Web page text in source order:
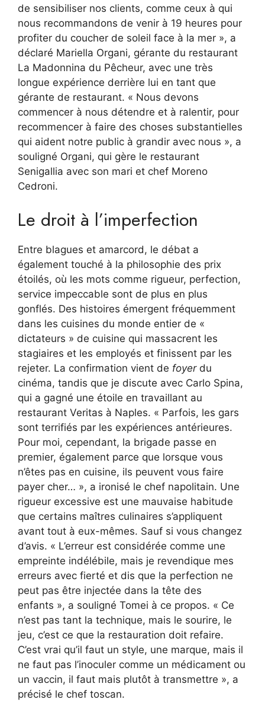
de sensibiliser nos clients, comme ceux à qui
nous recommandons de venir à 19 heures pour
profiter du coucher de soleil face à la mer », a
déclaré Mariella Organi, gérante du restaurant
La Madonnina du Pêcheur, avec une très
longue expérience derrière lui en tant que
gérante de restaurant. « Nous devons
commencer à nous détendre et à ralentir, pour
recommencer à faire des choses substantielles
qui aident notre public à grandir avec nous », a
souligné Organi, qui gère le restaurant
Senigallia avec son mari et chef Moreno
Cedroni.
Le droit à l’imperfection
Entre blagues et amarcord, le débat a
également touché à la philosophie des prix
étoilés, où les mots comme rigueur, perfection,
service impeccable sont de plus en plus
gonflés. Des histoires émergent fréquemment
dans les cuisines du monde entier de «
dictateurs » de cuisine qui massacrent les
stagiaires et les employés et finissent par les
rejeter. La confirmation vient de foyerdu
cinéma, tandis que je discute avec Carlo Spina,
qui a gagné une étoile en travaillant au
restaurant Veritas à Naples. « Parfois, les gars
sont terrifiés par les expériences antérieures.
Pour moi, cependant, la brigade passe en
premier, également parce que lorsque vous
n’êtes pas en cuisine, ils peuvent vous faire
payer cher… », a ironisé le chef napolitain. Une
rigueur excessive est une mauvaise habitude
que certains maîtres culinaires s’appliquent
avant tout à eux-mêmes. Sauf si vous changez
d’avis. « L’erreur est considérée comme une
empreinte indélébile, mais je revendique mes
erreurs avec fierté et dis que la perfection ne
peut pas être injectée dans la tête des
enfants », a souligné Tomei à ce propos. « Ce
n’est pas tant la technique, mais le sourire, le
jeu, c’est ce que la restauration doit refaire.
C’est vrai qu’il faut un style, une marque, mais il
ne faut pas l’inoculer comme un médicament ou
un vaccin, il faut mais plutôt à transmettre », a
précisé le chef toscan.